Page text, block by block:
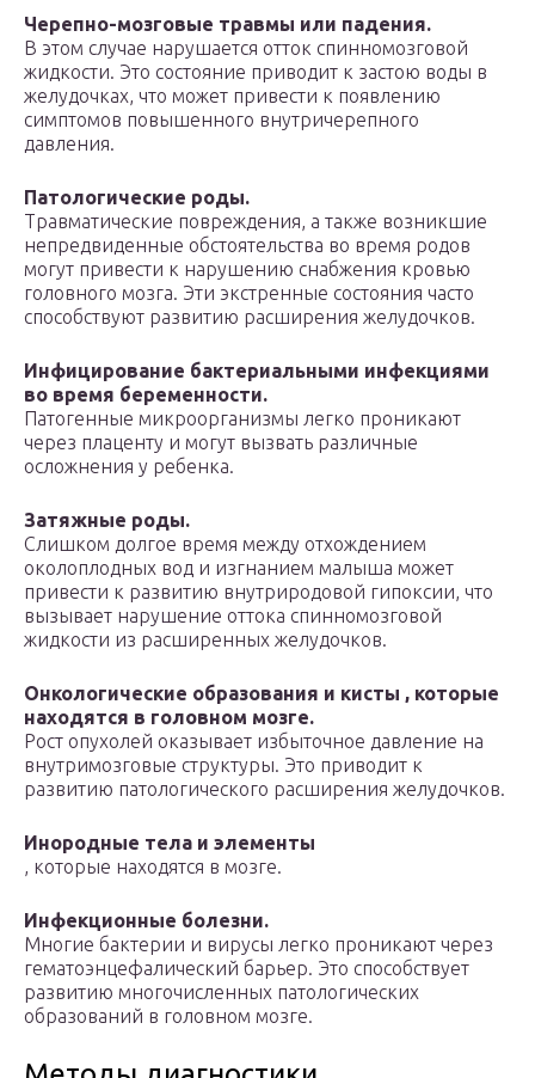
Черепно-мозговые травмы или падения.
В этом случае нарушается отток спинномозговой
жидкости. Это состояние приводит к застою воды в
желудочках, что может привести к появлению
симптомов повышенного внутричерепного
давления.
Патологические роды.
Травматические повреждения, а также возникшие
непредвиденные обстоятельства во время родов
могут привести к нарушению снабжения кровью
головного мозга. Эти экстренные состояния часто
способствуют развитию расширения желудочков.
Инфицирование бактериальными инфекциями
во время беременности.
Патогенные микроорганизмы легко проникают
через плаценту и могут вызвать различные
осложнения у ребенка.
Затяжные роды.
Слишком долгое время между отхождением
околоплодных вод и изгнанием малыша может
привести к развитию внутриродовой гипоксии, что
вызывает нарушение оттока спинномозговой
жидкости из расширенных желудочков.
Онкологические образования и кисты , которые
находятся в головном мозге.
Рост опухолей оказывает избыточное давление на
внутримозговые структуры. Это приводит к
развитию патологического расширения желудочков.
Инородные тела и элементы
, которые находятся в мозге.
Инфекционные болезни.
Многие бактерии и вирусы легко проникают через
гематоэнцефалический барьер. Это способствует
развитию многочисленных патологических
образований в головном мозге.